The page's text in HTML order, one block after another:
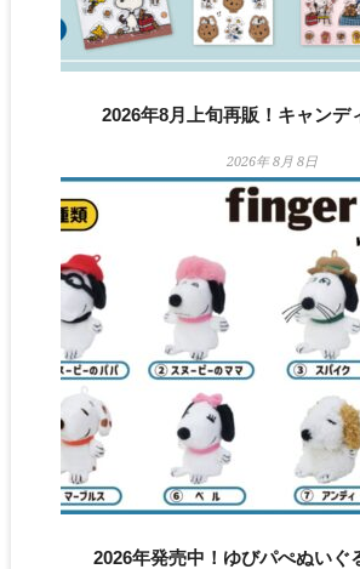
2026年8月上旬再販！キャンデ
2026年 8月 8日
2026年発売中！ゆびパぺぬいぐ